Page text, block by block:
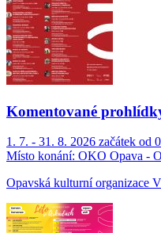
Komentované
1. 7. - 31. 8. 2026 začátek od
Místo konání: OKO Opava -
Opavská kulturní organizace